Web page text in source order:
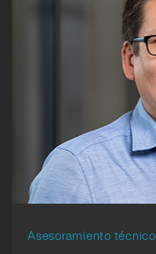
Asesoramiento técnico